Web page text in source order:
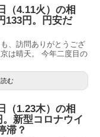
4.11火）の相
133円。円安だ
、訪問ありがとうござ
は晴天。 今年二度目の
む
1.23木）の相
新型コロナウイ
滞？